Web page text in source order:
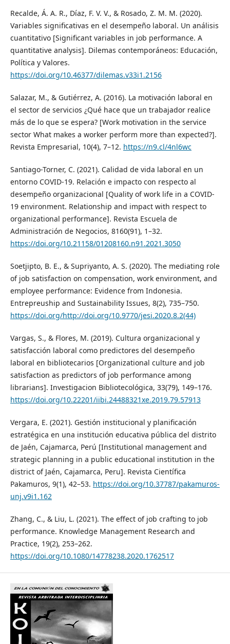
Recalde, Á. A. R., Díaz, F. V. V., & Rosado, Z. M. M. (2020).
Variables significativas en el desempeño laboral. Un análisis
cuantitativo [Significant variables in job performance. A
quantitative analysis]. Dilemas contemporáneos: Educación,
Política y Valores.
https://doi.org/10.46377/dilemas.v33i1.2156
Salazar, M., & Gutiérrez, A. (2016). La motivación laboral en
el sector de servicios ¿Qué hace que un trabajador realice
más de lo que se espera? [Work motivation in the service
sector What makes a worker perform more than expected?].
Revista Empresarial, 10(4), 7–12. https://n9.cl/4nl6wc
Santiago-Torner, C. (2021). Calidad de vida laboral en un
entorno COVID-19. Relación e impacto con respecto al
desempeño organizacional [Quality of work life in a COVID-
19 environment. Relationship and impact with respect to
organizational performance]. Revista Escuela de
Administración de Negocios, 8160(91), 1–32.
https://doi.org/10.21158/01208160.n91.2021.3050
Soetjipto, B. E., & Supriyanto, A. S. (2020). The mediating role
of job satisfaction on compensation, work environment, and
employee performance: Evidence from Indonesia.
Entrepreuship and Sustainability Issues, 8(2), 735–750.
https://doi.org/http://doi.org/10.9770/jesi.2020.8.2(44)
Vargas, S., & Flores, M. (2019). Cultura organizacional y
satisfacción laboral como predictores del desempeño
laboral en bibliotecarios [Organizational culture and job
satisfaction as predictors of job performance among
librarians]. Investigacion Bibliotecológica, 33(79), 149–176.
https://doi.org/10.22201/iibi.24488321xe.2019.79.57913
Vergara, E. (2021). Gestión institucional y planificación
estratégica en una institución educativa pública del distrito
de Jaén, Cajamarca, Perú [Institutional management and
strategic planning in a public educational institution in the
district of Jaén, Cajamarca, Peru]. Revista Científica
Pakamuros, 9(1), 42–53. https://doi.org/10.37787/pakamuros-
unj.v9i1.162
Zhang, C., & Liu, L. (2021). The effect of job crafting to job
performance. Knowledge Management Research and
Practice, 19(2), 253–262.
https://doi.org/10.1080/14778238.2020.1762517